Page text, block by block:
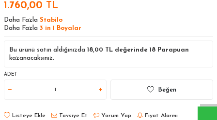
1.760,00 TL
Daha Fazla Stabilo
Daha Fazla 3 in 1 Boyalar
Bu ürünü satın aldığınızda 18,00 TL değerinde 18 Parapuan
kazanacaksınız.
ADET
Beğen
Listeye Ekle Tavsiye Et Yorum Yap Fiyat Alarmı